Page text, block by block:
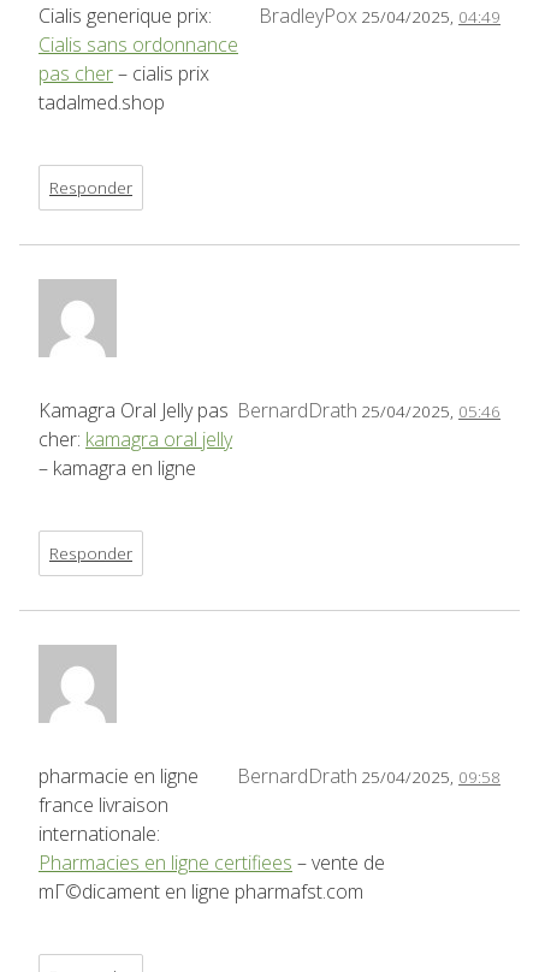
BradleyPox 25/04/2025, 04:49
Cialis generique prix:
Cialis sans ordonnance
pas cher– cialis prix
tadalmed.shop
Responder
BernardDrath 25/04/2025, 05:46
Kamagra Oral Jelly pas
cher: kamagra oral jelly
– kamagra en ligne
Responder
BernardDrath 25/04/2025, 09:58
pharmacie en ligne
france livraison
internationale:
Pharmacies en ligne certifiees – vente de
mГ©dicament en ligne pharmafst.com